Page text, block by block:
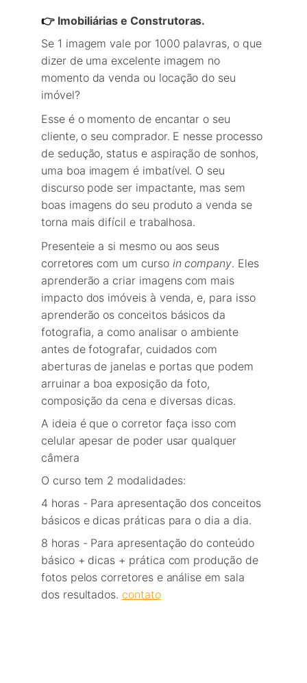
👉 Imobiliárias e Construtoras.
Se 1 imagem vale por 1000 palavras, o que
dizer de uma excelente imagem no
momento da venda ou locação do seu
imóvel?
Esse é o momento de encantar o seu
cliente, o seu comprador. E nesse processo
de sedução, status e aspiração de sonhos,
uma boa imagem é imbatível. O seu
discurso pode ser impactante, mas sem
boas imagens do seu produto a venda se
torna mais difícil e trabalhosa.
Presenteie a si mesmo ou aos seus
corretores com um curso in company. Eles
aprenderão a criar imagens com mais
impacto dos imóveis à venda, e, para isso
aprenderão os conceitos básicos da
fotografia, a como analisar o ambiente
antes de fotografar, cuidados com
aberturas de janelas e portas que podem
arruinar a boa exposição da foto,
composição da cena e diversas dicas.
A ideia é que o corretor faça isso com
celular apesar de poder usar qualquer
câmera
O curso tem 2 modalidades:
4 horas - Para apresentação dos conceitos
básicos e dicas práticas para o dia a dia.
8 horas - Para apresentação do conteúdo
básico + dicas + prática com produção de
fotos pelos corretores e análise em sala
dos resultados. contato